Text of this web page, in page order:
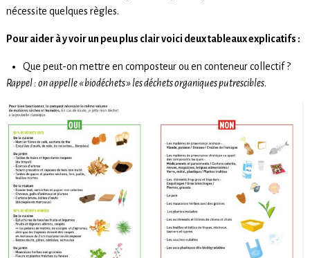
nécessite quelques règles.
Pour aider à y voir un peu plus clair voici deux tableaux explicatifs :
Que peut-on mettre en composteur ou en conteneur collectif ?
Rappel : on appelle « biodéchets » les déchets organiques putrescibles.